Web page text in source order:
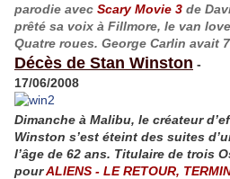
parodie avec Scary Movie 3 de
prêté sa voix à Fillmore, le van
Quatre roues. George Carlin avait
Décès de Stan Winston -
17/06/2008
Dimanche à Malibu, le créateur
Winston s’est éteint des suites
l’âge de 62 ans. Titulaire de trois
pourALIENS - LE RETOUR,